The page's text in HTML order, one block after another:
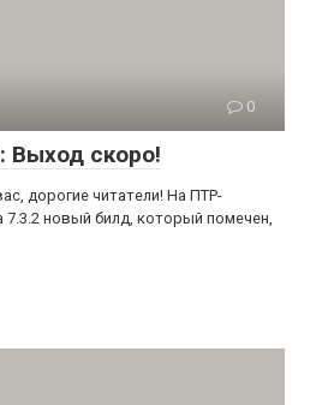
0
Выход скоро!
дорогие читатели! На ПТР-
7.3.2 новый билд, который помечен,